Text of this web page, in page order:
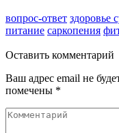
вопрос-ответ здоровье
питание саркопения
Оставить комментарий
Ваш адрес email не
помечены *